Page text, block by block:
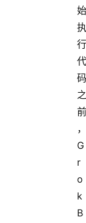
始
执
行
代
码
之
前
，
G
r
o
k
B